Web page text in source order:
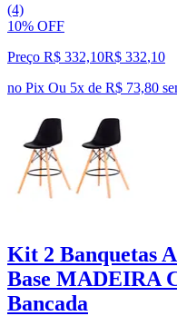
(4)
10% OFF
Preço R$ 332,10R$ 332,10
no Pix Ou 5x de R$ 73,80
Kit 2 Banquetas
Base MADEIRA
Bancada